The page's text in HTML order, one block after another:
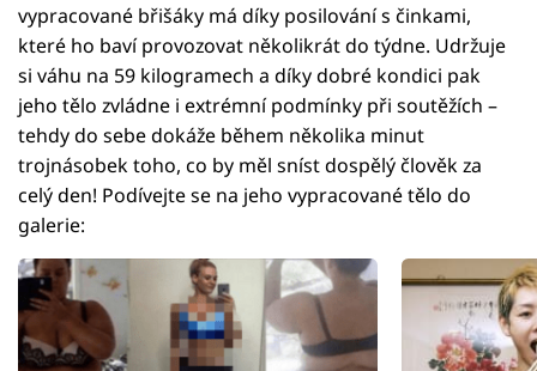
vypracované břišáky má díky posilování s činkami,
které ho baví provozovat několikrát do týdne. Udržuje
si váhu na 59 kilogramech a díky dobré kondici pak
jeho tělo zvládne i extrémní podmínky při soutěžích –
tehdy do sebe dokáže během několika minut
trojnásobek toho, co by měl sníst dospělý člověk za
celý den! Podívejte se na jeho vypracované tělo do
galerie: